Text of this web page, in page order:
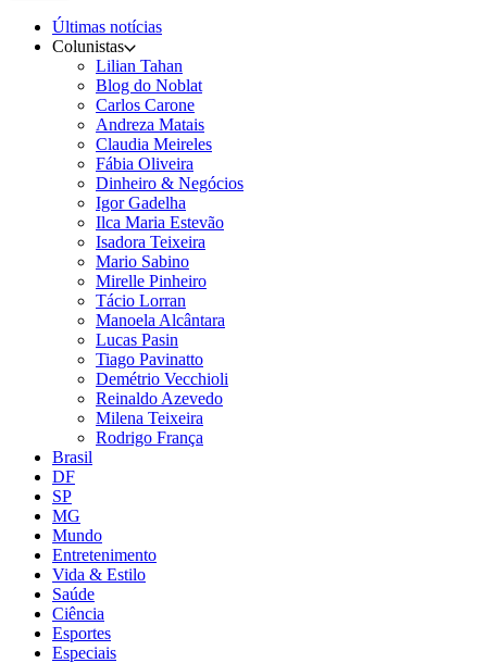
Últimas notícias
Colunistas
Lilian Tahan
Blog do Noblat
Carlos Carone
Andreza Matais
Claudia Meireles
Fábia Oliveira
Dinheiro & Negócios
Igor Gadelha
Ilca Maria Estevão
Isadora Teixeira
Mario Sabino
Mirelle Pinheiro
Tácio Lorran
Manoela Alcântara
Lucas Pasin
Tiago Pavinatto
Demétrio Vecchioli
Reinaldo Azevedo
Milena Teixeira
Rodrigo França
Brasil
DF
SP
MG
Mundo
Entretenimento
Vida & Estilo
Saúde
Ciência
Esportes
Especiais